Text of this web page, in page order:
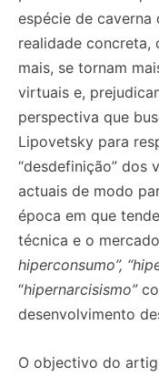
espécie de caverna
realidade concreta,
mais, se tornam
virtuais e,
perspectiva que
Lipovetsky para
“desdefinição” dos
actuais de modo
época em que
técnica e o
hiperconsumo”,
“hipernarcisismo”
desenvolvimento
O objectivo do